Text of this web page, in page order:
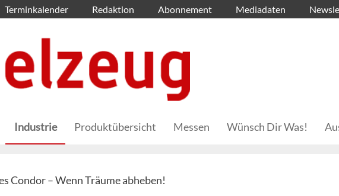
Terminkalender Redaktion Abonnement Mediadaten
Industrie Produktübersicht Messen Wünsch Dir Was!
Condor – Wenn Träume abheben!